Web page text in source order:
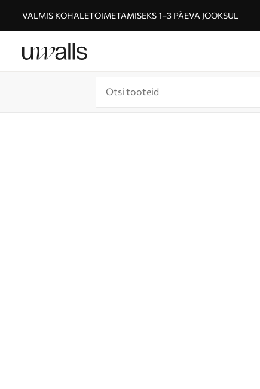
VALMIS KOHALETOIMETAMISEKS 1–3 PÄEVA JOOKSUL